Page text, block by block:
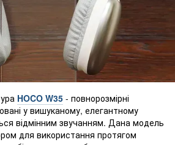
HOCO W35 - повнорозмірні
у вишуканому, елегантному
відмінним звучанням. Дана модель
для використання протягом